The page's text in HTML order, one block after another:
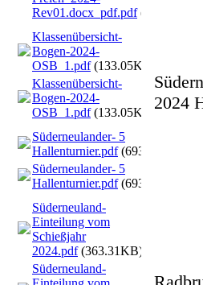
Rev01.docx_pdf.pdf(446.64KB)
Klassenübersicht-
Bogen-2024-
OSB_1.pdf(133.05KB)
Klassenübersicht-
Bogen-2024-
OSB_1.pdf(133.05KB)2024
Süderneulander- 5
Hallenturnier.pdf(693.03KB)
Süderneulander- 5
Hallenturnier.pdf(693.03KB)
Süderneuland-
Einteilung vom
Schießjahr
2024.pdf(363.31KB)
Süderneuland-